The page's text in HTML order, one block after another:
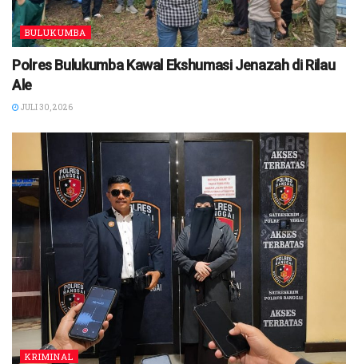
BULUKUMBA
Polres Bulukumba Kawal Ekshumasi Jenazah di Rilau
Ale
JULI 30, 2026
KRIMINAL